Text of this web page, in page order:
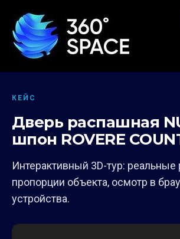
КЕЙС
Дверь распашная
шпон ROVERE
Интерактивный 3D-тур:
пропорции объекта, осмотр в
устройства.